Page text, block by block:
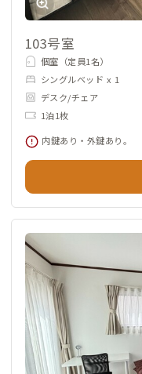
103号室
個室（定員1名）
シングルベッド x 1
デスク/チェア
1泊1枚
内鍵あり・外鍵あり。